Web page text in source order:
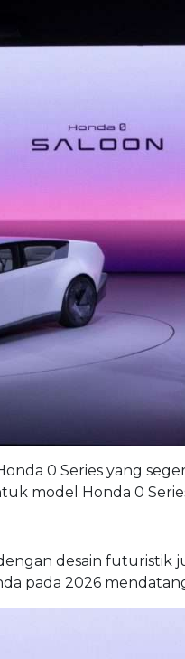
0 Series yang
model Honda 0
desain futuristik
pada 2026